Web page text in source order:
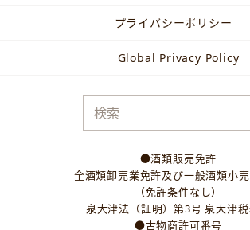
プライバシーポリシー
Global Privacy Policy
●酒類販売免許
全酒類卸売業免許及び一般酒類小
（免許条件なし）
泉大津法（証明）第3号 泉大津
●古物商許可番号